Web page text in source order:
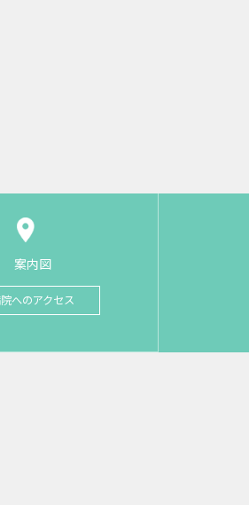
案内図
へのアクセス